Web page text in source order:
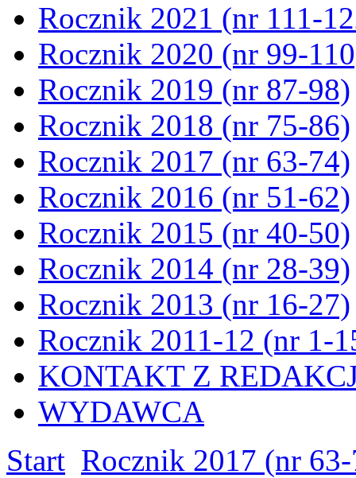
Rocznik 2021 (nr 111-
Rocznik 2020 (nr 99-
Rocznik 2019 (nr 87-98)
Rocznik 2018 (nr 75-86)
Rocznik 2017 (nr 63-74)
Rocznik 2016 (nr 51-62)
Rocznik 2015 (nr 40-50)
Rocznik 2014 (nr 28-39)
Rocznik 2013 (nr 16-27)
Rocznik 2011-12 (nr 1-
KONTAKT Z
WYDAWCA
Start Rocznik 2017 (nr